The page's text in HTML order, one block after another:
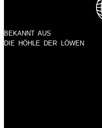
BEKANNT AUS
DIE HÖHLE DER LÖWEN